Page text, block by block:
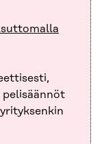
pelisäännöt